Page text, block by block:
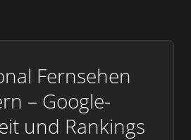
Fernsehen
– Google-
und Rankings